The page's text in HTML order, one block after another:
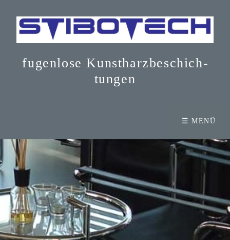
fugenlose Kunst­harz­be­schich­
tun­gen
☰ MENÜ